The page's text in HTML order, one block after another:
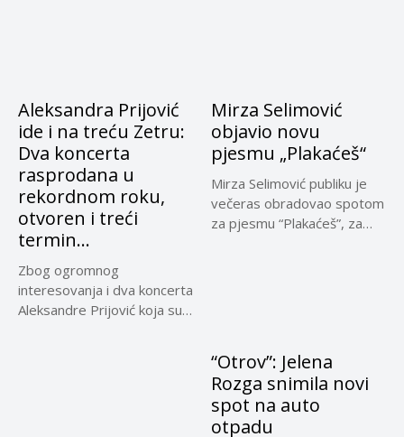
Aleksandra Prijović
ide i na treću Zetru:
Dva koncerta
rasprodana u
rekordnom roku,
otvoren i treći
termin…
Zbog ogromnog
interesovanja i dva koncerta
Aleksandre Prijović koja su
Mirza Selimović
objavio novu
pjesmu „Plakaćeš“
Mirza Selimović publiku je
večeras obradovao spotom
za pjesmu “Plakaćeš”, za
“Otrov”: Jelena
Rozga snimila novi
spot na auto
otpadu